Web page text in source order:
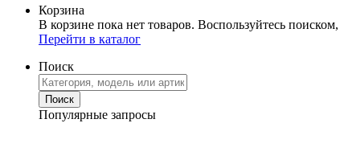
Корзина
В корзине пока нет товаров. Воспользуйтесь
Перейти в каталог
Поиск
Популярные запросы